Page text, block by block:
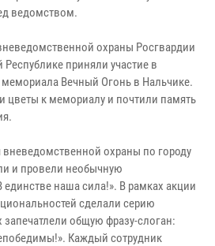
ведомством.
охраны Росгвардии
приняли участие в
Вечный Огонь в Нальчике.
цветы к мемориалу и почтили память
охраны по городу
и провели необычную
наша сила!». В рамках акции
сделали серию
общую фразу-слоган:
Каждый сотрудник